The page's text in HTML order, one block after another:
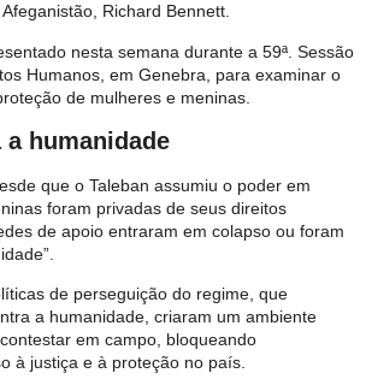
Richard Bennett.
nesta semana durante a 59ª. Sessão
Humanos, em Genebra, para examinar o
de mulheres e meninas.
humanidade
que o Taleban assumiu o poder em
foram privadas de seus direitos
de apoio entraram em colapso ou foram
de perseguição do regime, que
a humanidade, criaram um ambiente
em campo, bloqueando
à justiça e à proteção no país.